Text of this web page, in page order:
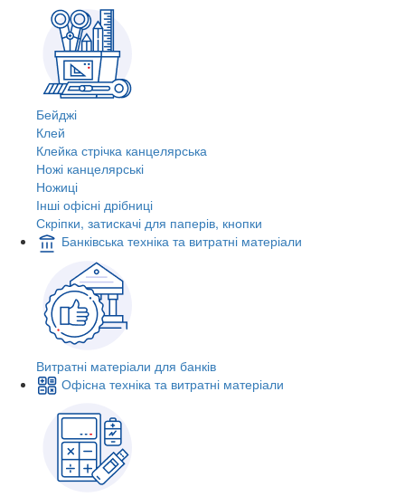
Бейджі
Клей
Клейка стрічка канцелярська
Ножі канцелярські
Ножиці
Інші офісні дрібниці
Скріпки, затискачі для паперів, кнопки
Банківська техніка та витратні матеріали
Витратні матеріали для банків
Офісна техніка та витратні матеріали